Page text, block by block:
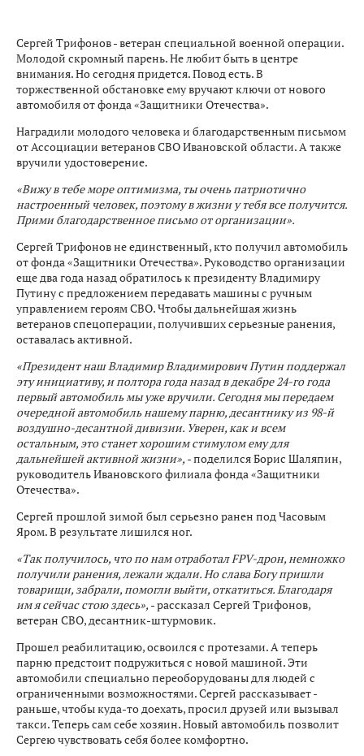
Сергей Трифонов - ветеран специальной военной операции.
Молодой скромный парень. Не любит быть в центре
внимания. Но сегодня придется. Повод есть. В
торжественной обстановке ему вручают ключи от нового
автомобиля от фонда «Защитники Отечества».
Наградили молодого человека и благодарственным письмом
от Ассоциации ветеранов СВО Ивановской области. А также
вручили удостоверение.
«Вижу в тебе море оптимизма, ты очень патриотично
настроенный человек, поэтому в жизни у тебя все получится.
Прими благодарственное письмо от организации».
Сергей Трифонов не единственный, кто получил автомобиль
от фонда «Защитники Отечества». Руководство организации
еще два года назад обратилось к президенту Владимиру
Путину с предложением передавать машины с ручным
управлением героям СВО. Чтобы дальнейшая жизнь
ветеранов спецоперации, получивших серьезные ранения,
оставалась активной.
«Президент наш Владимир Владимирович Путин поддержал
эту инициативу, и полтора года назад в декабре 24-го года
первый автомобиль мы уже вручили. Сегодня мы передаем
очередной автомобиль нашему парню, десантнику из 98-й
воздушно-десантной дивизии. Уверен, как и всем
остальным, это станет хорошим стимулом ему для
дальнейшей активной жизни», - поделился Борис Шаляпин,
руководитель Ивановского филиала фонда «Защитники
Отечества».
Сергей прошлой зимой был серьезно ранен под Часовым
Яром. В результате лишился ног.
«Так получилось, что по нам отработал FPV-дрон, немножко
получили ранения, лежали ждали. Но слава Богу пришли
товарищи, забрали, помогли выйти, откатиться. Благодаря
им я сейчас стою здесь», - рассказал Сергей Трифонов,
ветеран СВО, десантник-штурмовик.
Прошел реабилитацию, освоился с протезами. А теперь
парню предстоит подружиться с новой машиной. Эти
автомобили специально переоборудованы для людей с
ограниченными возможностями. Сергей рассказывает -
раньше, чтобы куда-то доехать, просил друзей или вызывал
такси. Теперь сам себе хозяин. Новый автомобиль позволит
Сергею чувствовать себя более комфортно.